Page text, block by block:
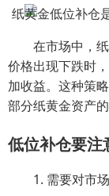
在市场中，
价格出现下跌时
加收益。这种策
部分纸黄金资产的
低位补仓要注
1. 需要对市